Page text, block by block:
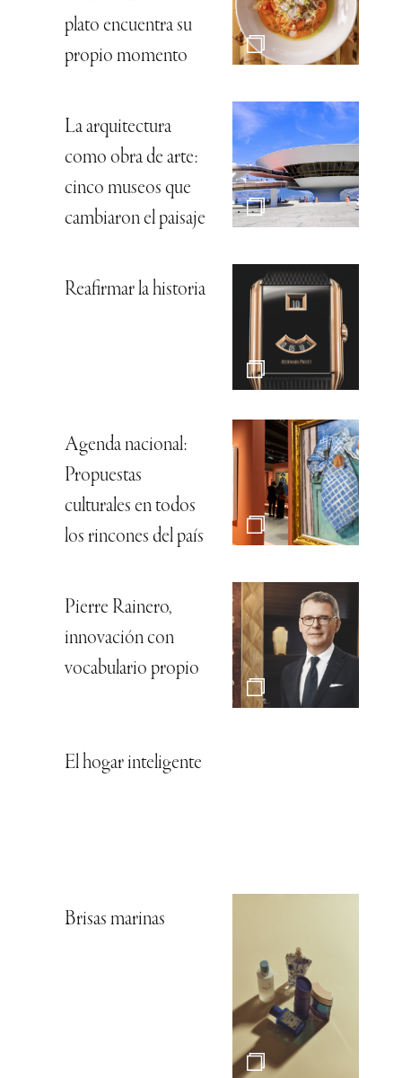
plato encuentra su
propio momento
La arquitectura
como obra de arte:
cinco museos que
cambiaron el paisaje
Reafirmar la historia
Agenda nacional:
Propuestas
culturales en todos
los rincones del país
Pierre Rainero,
innovación con
vocabulario propio
El hogar inteligente
Brisas marinas